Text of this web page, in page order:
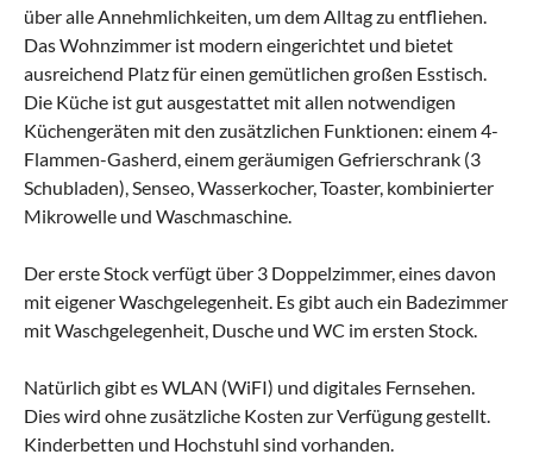
über alle Annehmlichkeiten, um dem Alltag zu entfliehen.
Das Wohnzimmer ist modern eingerichtet und bietet
ausreichend Platz für einen gemütlichen großen Esstisch.
Die Küche ist gut ausgestattet mit allen notwendigen
Küchengeräten mit den zusätzlichen Funktionen: einem 4-
Flammen-Gasherd, einem geräumigen Gefrierschrank (3
Schubladen), Senseo, Wasserkocher, Toaster, kombinierter
Mikrowelle und Waschmaschine.
Der erste Stock verfügt über 3 Doppelzimmer, eines davon
mit eigener Waschgelegenheit. Es gibt auch ein Badezimmer
mit Waschgelegenheit, Dusche und WC im ersten Stock.
Natürlich gibt es WLAN (WiFI) und digitales Fernsehen.
Dies wird ohne zusätzliche Kosten zur Verfügung gestellt.
Kinderbetten und Hochstuhl sind vorhanden.